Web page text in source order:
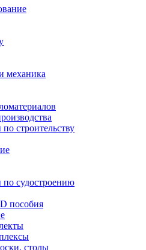
механика
строительству
судостроению
пособия
столы